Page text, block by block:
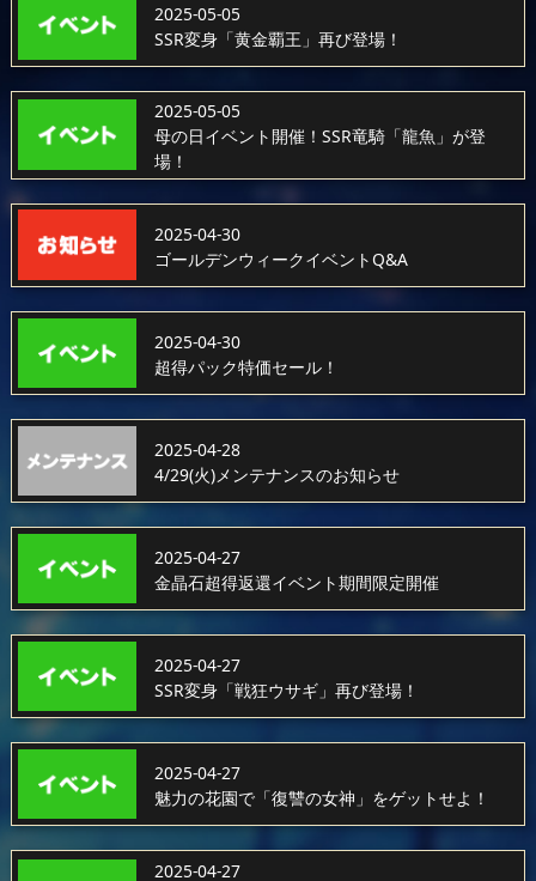
2025-05-05
SSR変身「黄金覇王」再び登場！
2025-05-05
母の日イベント開催！SSR竜騎「龍魚」が登
場！
2025-04-30
ゴールデンウィークイベントQ&A
2025-04-30
超得パック特価セール！
2025-04-28
4/29(火)メンテナンスのお知らせ
2025-04-27
金晶石超得返還イベント期間限定開催
2025-04-27
SSR変身「戦狂ウサギ」再び登場！
2025-04-27
魅力の花園で「復讐の女神」をゲットせよ！
2025-04-27